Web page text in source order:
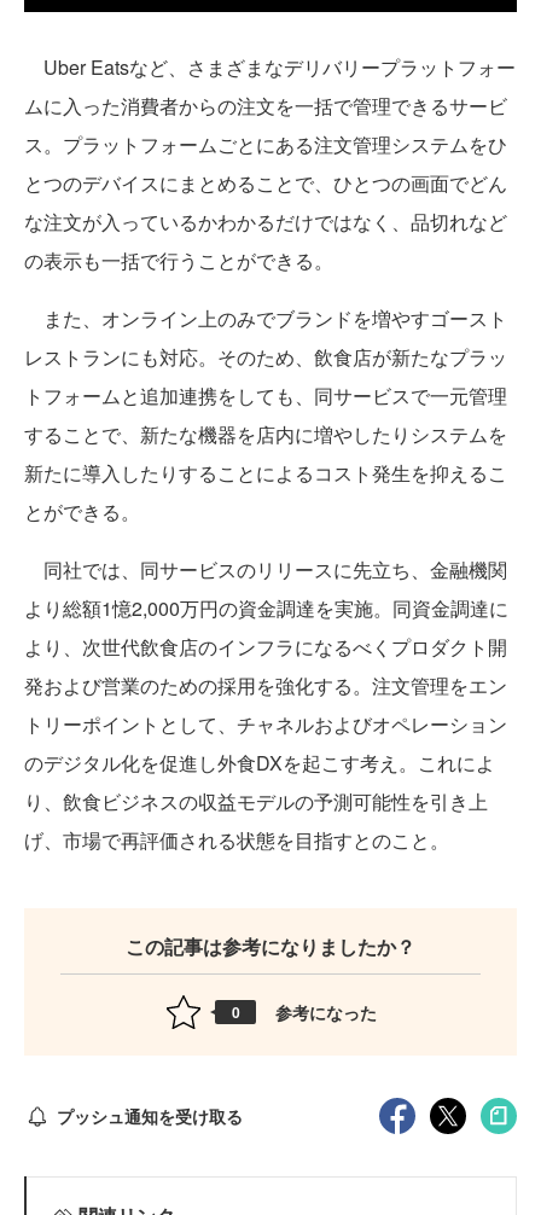
Uber Eatsなど、さまざまなデリバリープラットフォー
ムに入った消費者からの注文を一括で管理できるサービ
ス。プラットフォームごとにある注文管理システムをひ
とつのデバイスにまとめることで、ひとつの画面でどん
な注文が入っているかわかるだけではなく、品切れなど
の表示も一括で行うことができる。
また、オンライン上のみでブランドを増やすゴースト
レストランにも対応。そのため、飲食店が新たなプラッ
トフォームと追加連携をしても、同サービスで一元管理
することで、新たな機器を店内に増やしたりシステムを
新たに導入したりすることによるコスト発生を抑えるこ
とができる。
同社では、同サービスのリリースに先立ち、金融機関
より総額1憶2,000万円の資金調達を実施。同資金調達に
より、次世代飲食店のインフラになるべくプロダクト開
発および営業のための採用を強化する。注文管理をエン
トリーポイントとして、チャネルおよびオペレーション
のデジタル化を促進し外食DXを起こす考え。これによ
り、飲食ビジネスの収益モデルの予測可能性を引き上
げ、市場で再評価される状態を目指すとのこと。
この記事は参考になりましたか？
0 参考になった
プッシュ通知を受け取る